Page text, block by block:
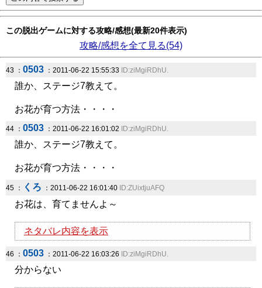
この脱出ゲームに対する攻略/感想(最新20件表示)
攻略/感想を全て見る(54)
43 ： 0503 ：2011-06-22 15:55:33 ID:ziMgiRDhU.
誰か、ステージ7教えて。
お花が育つ方法・・・・
44 ： 0503 ：2011-06-22 16:01:02 ID:ziMgiRDhU.
誰か、ステージ7教えて。
お花が育つ方法・・・・
45 ： くろ ：2011-06-22 16:01:40 ID:ZUixtjuAFQ
お花は、育てませんよ～
ネタバレ内容を表示
46 ： 0503 ：2011-06-22 16:03:26 ID:ziMgiRDhU.
分からない